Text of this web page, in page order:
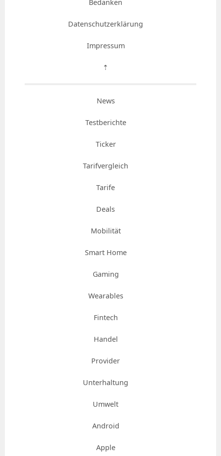
Bedanken
Datenschutzerklärung
Impressum
⇡
News
Testberichte
Ticker
Tarifvergleich
Tarife
Deals
Mobilität
Smart Home
Gaming
Wearables
Fintech
Handel
Provider
Unterhaltung
Umwelt
Android
Apple